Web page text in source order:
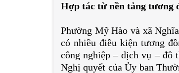
Hợp tác từ nền tảng tương
Phường Mỹ Hào và xã
có nhiều điều kiện tương
công nghiệp – dịch vụ – đô
Nghị quyết của Ủy ban